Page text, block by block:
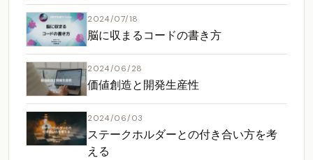
2024/07/18
脳に収まるコードの書き方
2024/06/28
価値創造と開発生産性
2024/06/03
ステークホルダーとの付き合い方を考
える